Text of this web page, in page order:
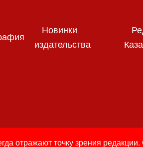
Новинки
издательства
отражают точку зрения